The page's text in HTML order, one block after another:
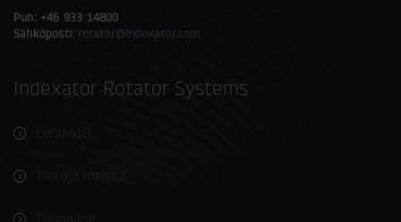
Puh: +46 933 14800
Sähköposti: rotator@indexator.com
Indexator Rotator Systems
Lehdistö
Tietoja meistä